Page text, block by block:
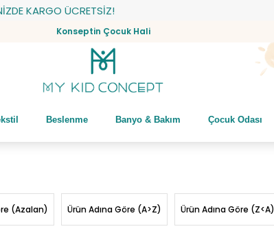
ÜCRETSİZ!
Konseptin Çocuk Hali
Beslenme Banyo & Bakım Çocuk Odası
(Azalan) Ürün Adına Göre (A>Z) Ürün Adına Göre (Z<A)